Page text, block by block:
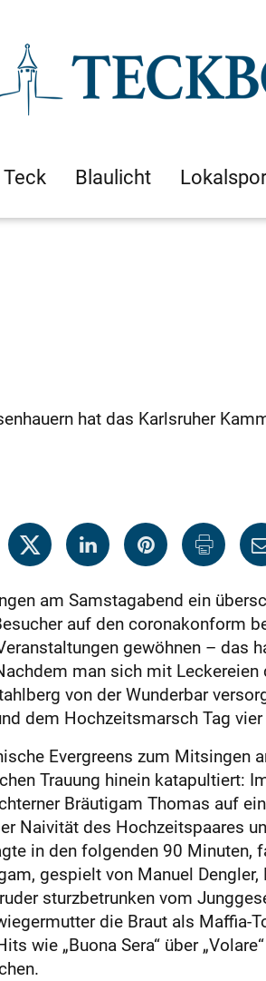
Blaulicht
hat das Karlsruher
am Samstagabend ein
auf den coronakonform
gewöhnen – das
man sich mit Leckereien
von der Wunderbar
dem Hochzeitsmarsch Tag
Evergreens zum Mitsingen
Trauung hinein katapultiert:
Bräutigam Thomas auf
Naivität des Hochzeitspaares
in den folgenden 90
gespielt von Manuel
sturzbetrunken vom
die Braut als Maffia-
wie „Buona Sera“ über